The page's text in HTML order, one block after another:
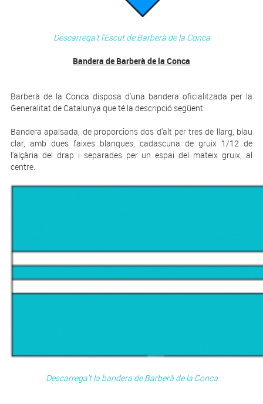
Descarrega't l'Escut de Barberà de la Conca
Bandera de Barberà de la Conca
Barberà de la Conca disposa d'una bandera oficialitzada per la
Generalitat de Catalunya que té la descripció següent:
Bandera apaïsada, de proporcions dos d'alt per tres de llarg, blau
clar, amb dues faixes blanques, cadascuna de gruix 1/12 de
l'alçària del drap i separades per un espai del mateix gruix, al
centre.
Descarrega't la bandera de Barberà de la Conca